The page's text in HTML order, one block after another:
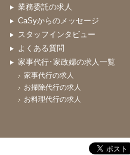
業務委託の求人
CaSyからのメッセージ
スタッフインタビュー
よくある質問
家事代行･家政婦の求人一覧
家事代行の求人
お掃除代行の求人
お料理代行の求人